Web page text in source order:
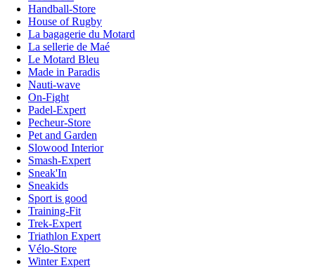
Handball-Store
House of Rugby
La bagagerie du Motard
La sellerie de Maé
Le Motard Bleu
Made in Paradis
Nauti-wave
On-Fight
Padel-Expert
Pecheur-Store
Pet and Garden
Slowood Interior
Smash-Expert
Sneak'In
Sneakids
Sport is good
Training-Fit
Trek-Expert
Triathlon Expert
Vélo-Store
Winter Expert